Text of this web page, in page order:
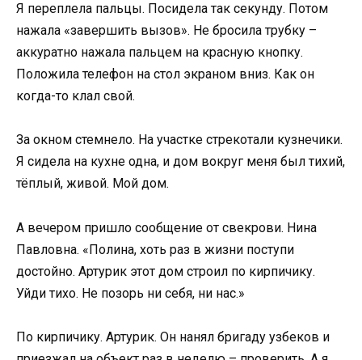
Я переплела пальцы. Посидела так секунду. Потом
нажала «завершить вызов». Не бросила трубку –
аккуратно нажала пальцем на красную кнопку.
Положила телефон на стол экраном вниз. Как он
когда-то клал свой.
За окном стемнело. На участке стрекотали кузнечики.
Я сидела на кухне одна, и дом вокруг меня был тихий,
тёплый, живой. Мой дом.
А вечером пришло сообщение от свекрови. Нина
Павловна. «Полина, хоть раз в жизни поступи
достойно. Артурик этот дом строил по кирпичику.
Уйди тихо. Не позорь ни себя, ни нас.»
По кирпичику. Артурик. Он нанял бригаду узбеков и